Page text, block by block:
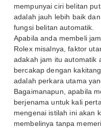
mempunyai ciri belitan
adalah jauh lebih baik
fungsi belitan automatik.
Apabila anda membeli
Rolex misalnya, faktor
adakah jam itu automatik
bercakap dengan
adalah perkara utama
Bagaimanapun, apabila
berjenama untuk kali
mengenai istilah ini akan
membelinya tanpa